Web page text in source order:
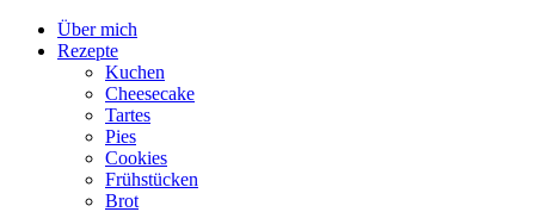
Über mich
Rezepte
Kuchen
Cheesecake
Tartes
Pies
Cookies
Frühstücken
Brot